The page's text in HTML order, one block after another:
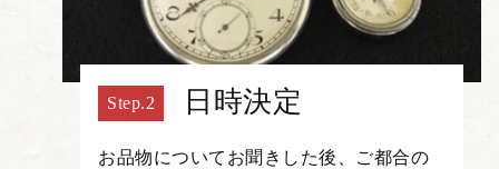
日時決定
お品物についてお聞きした後、ご都合の